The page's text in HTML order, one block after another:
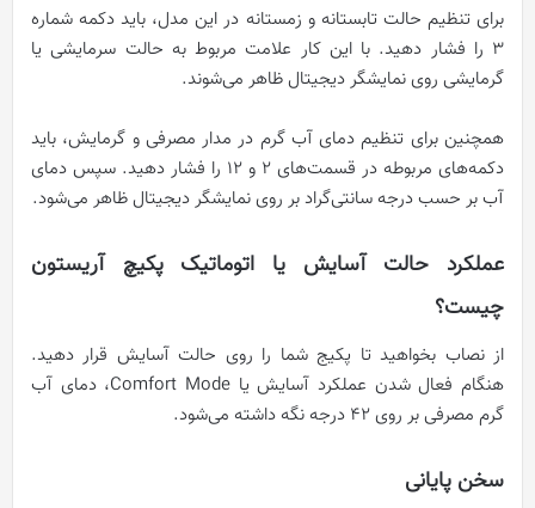
برای تنظیم حالت تابستانه و زمستانه در این مدل، باید دکمه شماره
3 را فشار دهید. با این کار علامت مربوط به حالت سرمایشی یا
گرمایشی روی نمایشگر دیجیتال ظاهر می‌شوند.
همچنین برای تنظیم دمای آب گرم در مدار مصرفی و گرمایش، باید
دکمه‌های مربوطه در قسمت‌های 2 و 12 را فشار دهید. سپس دمای
آب بر حسب درجه سانتی‌گراد بر روی نمایشگر دیجیتال ظاهر می‌شود.
عملکرد حالت آسایش یا اتوماتیک پکیچ آریستون
چیست؟
از نصاب بخواهید تا پکیج شما را روی حالت آسایش قرار دهید.
هنگام فعال شدن عملکرد آسایش یا Comfort Mode، دمای آب
گرم مصرفی بر روی 42 درجه نگه داشته می‌شود.
سخن پایانی